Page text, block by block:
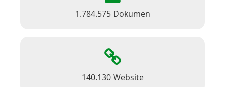
1.784.575 Dokumen
140.130 Website